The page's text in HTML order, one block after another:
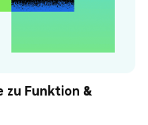
zu Funktion &